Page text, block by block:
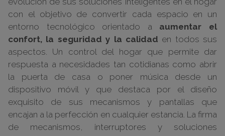
con el objetivo de convertir cada espacio en un
entorno tecnológico orientado a aumentar el
confort, la seguridad y la calidad en todos sus
aspectos. Un control del hogar que permite dar
respuesta a necesidades tan cotidianas como abrir
la puerta de casa o poner música desde un
dispositivo móvil y que destaca por el diseño
exquisito de sus mecanismos y pantallas que
encajan a la perfección en cualquier estancia. La firma
de mecanismos, interruptores y soluciones